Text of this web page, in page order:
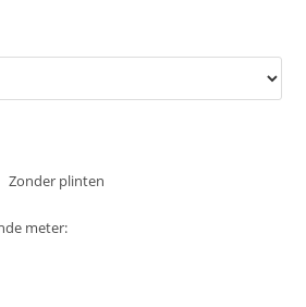
Zonder plinten
meter: